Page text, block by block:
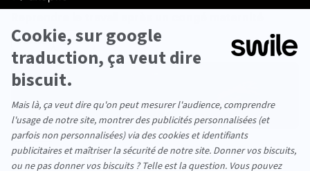
Dossier Vidéo
SOCIÉTÉ
Est-ce que vous aimez votre métier ?